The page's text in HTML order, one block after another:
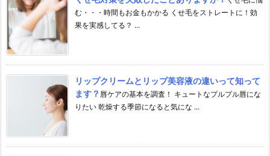
む・・・時間もお金もかかる くせ毛をストレートに！効
果を実感してる？ ...
リップクリームとリップ美容液の違いって知って
ます？ 唇ケアの基本を調査！ キュートなプルプル唇にな
りたい 乾燥する季節になると気にな ...